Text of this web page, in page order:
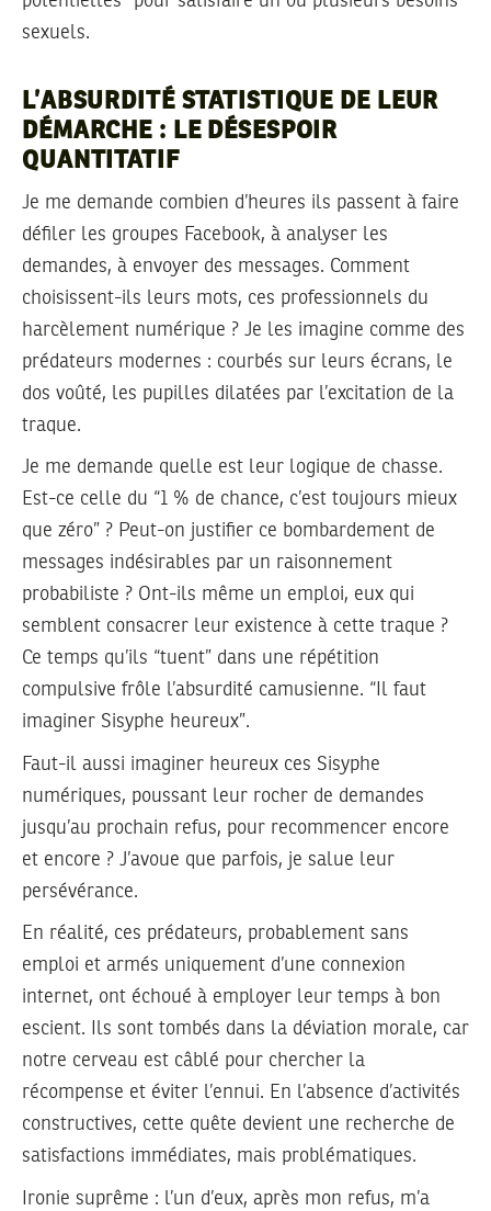
sexuels.
L’ABSURDITÉ STATISTIQUE DE LEUR
DÉMARCHE : LE DÉSESPOIR
QUANTITATIF
Je me demande combien d’heures ils passent à faire
défiler les groupes Facebook, à analyser les
demandes, à envoyer des messages. Comment
choisissent-ils leurs mots, ces professionnels du
harcèlement numérique ? Je les imagine comme des
prédateurs modernes : courbés sur leurs écrans, le
dos voûté, les pupilles dilatées par l’excitation de la
traque.
Je me demande quelle est leur logique de chasse.
Est-ce celle du “1 % de chance, c’est toujours mieux
que zéro” ? Peut-on justifier ce bombardement de
messages indésirables par un raisonnement
probabiliste ? Ont-ils même un emploi, eux qui
semblent consacrer leur existence à cette traque ?
Ce temps qu’ils “tuent” dans une répétition
compulsive frôle l’absurdité camusienne. “Il faut
imaginer Sisyphe heureux”.
Faut-il aussi imaginer heureux ces Sisyphe
numériques, poussant leur rocher de demandes
jusqu’au prochain refus, pour recommencer encore
et encore ? J’avoue que parfois, je salue leur
persévérance.
En réalité, ces prédateurs, probablement sans
emploi et armés uniquement d’une connexion
internet, ont échoué à employer leur temps à bon
escient. Ils sont tombés dans la déviation morale, car
notre cerveau est câblé pour chercher la
récompense et éviter l’ennui. En l’absence d’activités
constructives, cette quête devient une recherche de
satisfactions immédiates, mais problématiques.
Ironie suprême : l’un d’eux, après mon refus, m’a